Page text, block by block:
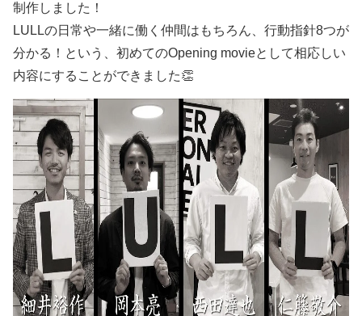
制作しました！
LULLの日常や一緒に働く仲間はもちろん、行動指針8つが
分かる！という、初めてのOpening movieとして相応しい
内容にすることができました👏